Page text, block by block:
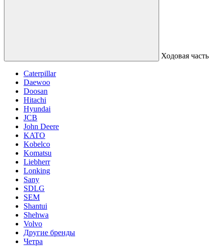
Ходовая часть
Caterpillar
Daewoo
Doosan
Hitachi
Hyundai
JCB
John Deere
KATO
Kobelco
Komatsu
Liebherr
Lonking
Sany
SDLG
SEM
Shantui
Shehwa
Volvo
Другие бренды
Четра